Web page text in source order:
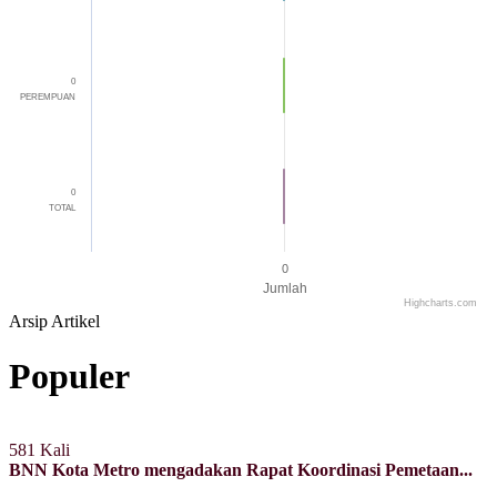
Jumlah
0
PEREMPUAN
0
TOTAL
0
Highcharts.com
End of interactive chart.
Arsip Artikel
Populer
581 Kali
BNN Kota Metro mengadakan Rapat Koordinasi Pemetaan...